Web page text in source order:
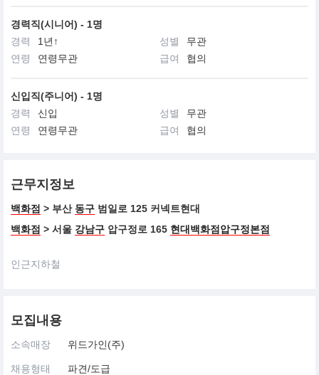
아름다움에 대한 특별한 안목을 가진 끌레드뽀 보떼의 여성은 진정
한 아름다움을 추구합니다.
경력직(시니어) - 1명
경력
1년↑ 성별
무관
연령
연령무관 급여 협의
신입직(주니어) - 1명
경력
신입 성별
무관
연령
연령무관 급여 협의
근무지정보
백화점 > 부산 동구 범일로 125 커넥트현대
백화점 > 서울 강남구 압구정로 165 현대백화점압구정본점
인근지하철
모집내용
소속매장 위드가인(주)
채용형태 파견/도급